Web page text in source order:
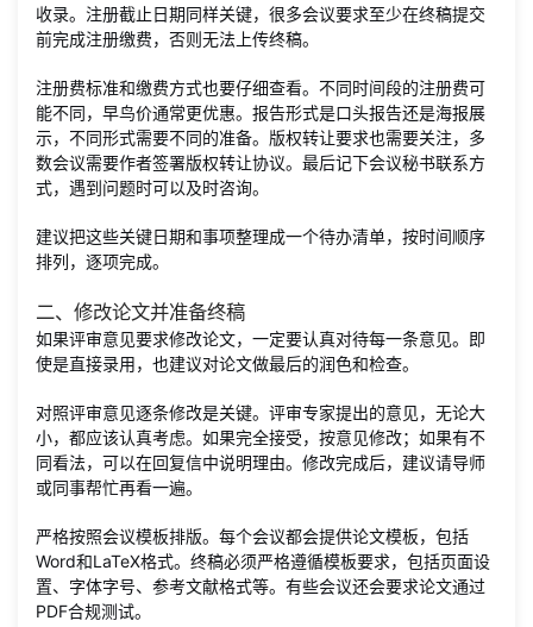
收录。注册截止日期同样关键，很多会议要求至少在终稿提交
前完成注册缴费，否则无法上传终稿。
注册费标准和缴费方式也要仔细查看。不同时间段的注册费可
能不同，早鸟价通常更优惠。报告形式是口头报告还是海报展
示，不同形式需要不同的准备。版权转让要求也需要关注，多
数会议需要作者签署版权转让协议。最后记下会议秘书联系方
式，遇到问题时可以及时咨询。
建议把这些关键日期和事项整理成一个待办清单，按时间顺序
排列，逐项完成。
二、修改论文并准备终稿
如果评审意见要求修改论文，一定要认真对待每一条意见。即
使是直接录用，也建议对论文做最后的润色和检查。
对照评审意见逐条修改是关键。评审专家提出的意见，无论大
小，都应该认真考虑。如果完全接受，按意见修改；如果有不
同看法，可以在回复信中说明理由。修改完成后，建议请导师
或同事帮忙再看一遍。
严格按照会议模板排版。每个会议都会提供论文模板，包括
Word和LaTeX格式。终稿必须严格遵循模板要求，包括页面设
置、字体字号、参考文献格式等。有些会议还会要求论文通过
PDF合规测试。